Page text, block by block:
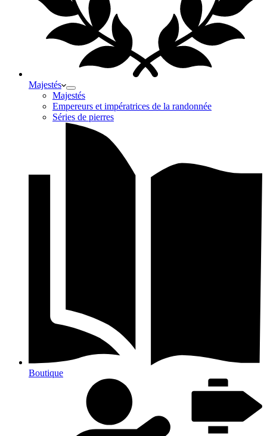
Majestés
Majestés
Empereurs et impératrices de la randonnée
Séries de pierres
Boutique